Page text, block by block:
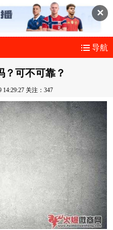
✕
导航
？可不可靠？
14:29:27 关注：347